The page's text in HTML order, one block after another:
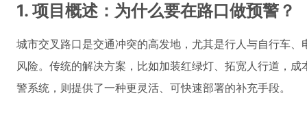
1. 项目概述：为什么要在路口做预警？
城市交叉路口是交通冲突的高发地，尤其是行人与自行车、
风险。传统的解决方案，比如加装红绿灯、拓宽人行道，
警系统，则提供了一种更灵活、可快速部署的补充手段。